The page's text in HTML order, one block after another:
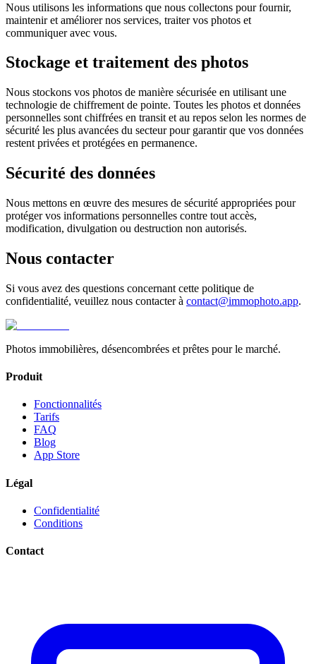
Nous utilisons les informations que nous collectons pour fournir,
maintenir et améliorer nos services, traiter vos photos et
communiquer avec vous.
Stockage et traitement des photos
Nous stockons vos photos de manière sécurisée en utilisant une
technologie de chiffrement de pointe. Toutes les photos et données
personnelles sont chiffrées en transit et au repos selon les normes de
sécurité les plus avancées du secteur pour garantir que vos données
restent privées et protégées en permanence.
Sécurité des données
Nous mettons en œuvre des mesures de sécurité appropriées pour
protéger vos informations personnelles contre tout accès,
modification, divulgation ou destruction non autorisés.
Nous contacter
Si vous avez des questions concernant cette politique de
confidentialité, veuillez nous contacter à contact@immophoto.app.
Photos immobilières, désencombrées et prêtes pour le marché.
Produit
Fonctionnalités
Tarifs
FAQ
Blog
App Store
Légal
Confidentialité
Conditions
Contact